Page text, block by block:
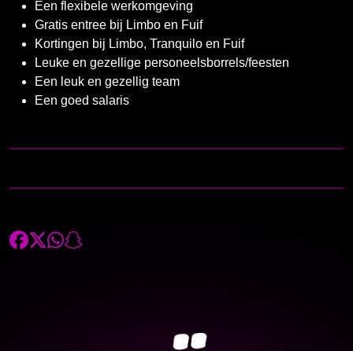
Een flexibele werkomgeving
Gratis entree bij Limbo en Fuif
Kortingen bij Limbo, Tranquilo en Fuif
Leuke en gezellige personeelsborrels/feesten
Een leuk en gezellig team
Een goed salaris